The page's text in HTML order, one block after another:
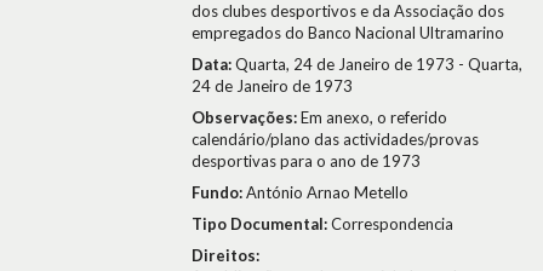
dos clubes desportivos e da Associação dos
empregados do Banco Nacional Ultramarino
Data:Quarta, 24 de Janeiro de 1973 - Quarta,
24 de Janeiro de 1973
Observações:Em anexo, o referido
calendário/plano das actividades/provas
desportivas para o ano de 1973
Fundo:António Arnao Metello
Tipo Documental:Correspondencia
Direitos: